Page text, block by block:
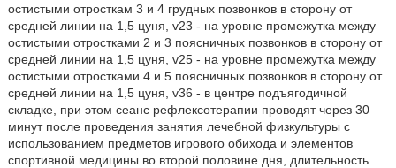
остистыми отросткам 3 и 4 грудных позвонков в сторону от
средней линии на 1,5 цуня, v23 - на уровне промежутка между
остистыми отростками 2 и 3 поясничных позвонков в сторону от
средней линии на 1,5 цуня, v25 - на уровне промежутка между
остистыми отростками 4 и 5 поясничных позвонков в сторону от
средней линии на 1,5 цуня, v36 - в центре подъягодичной
складке, при этом сеанс рефлексотерапии проводят через 30
минут после проведения занятия лечебной физкультуры с
использованием предметов игрового обихода и элементов
спортивной медицины во второй половине дня, длительность